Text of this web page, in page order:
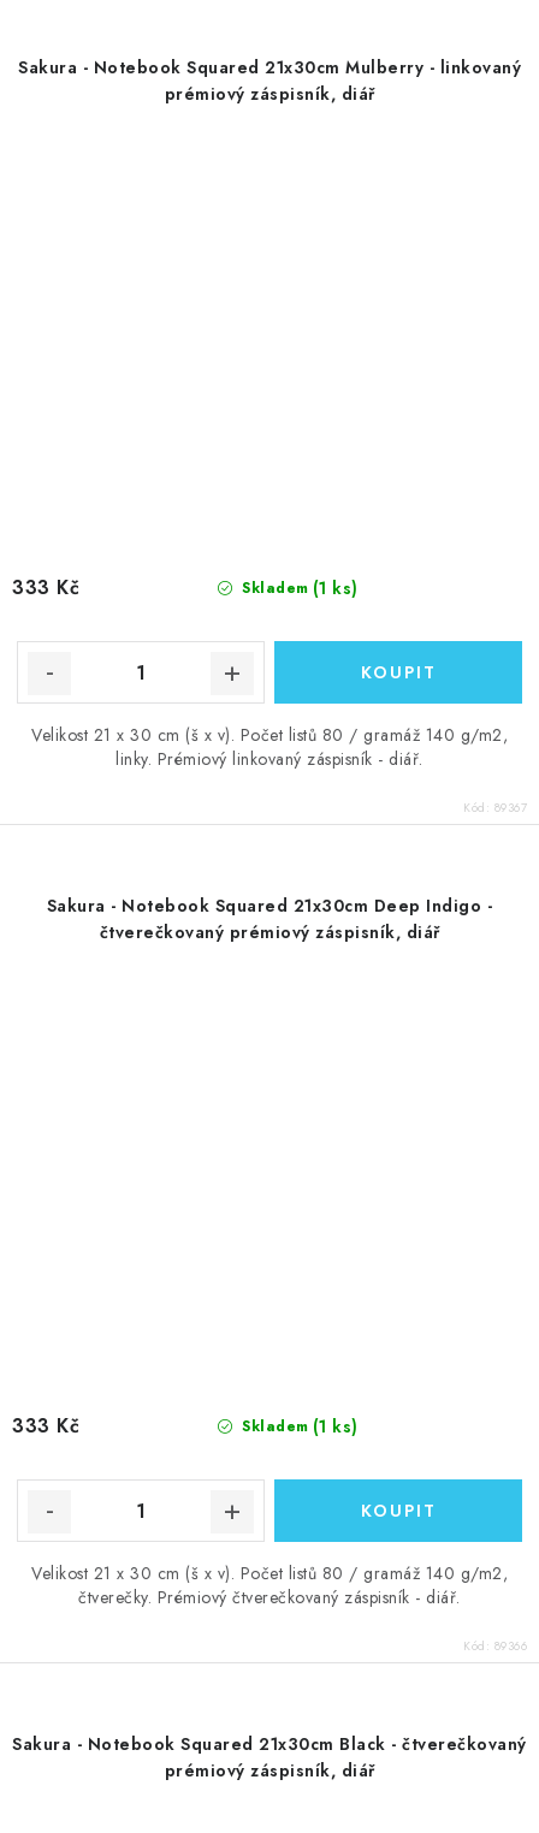
Sakura - Notebook Squared 21x30cm Mulberry - linkovaný
prémiový záspisník, diář
Skladem (1 ks)
333 Kč
Velikost 21 x 30 cm (š x v). Počet listů 80 / gramáž 140 g/m2,
linky. Prémiový linkovaný záspisník - diář.
Kód: 89367
Sakura - Notebook Squared 21x30cm Deep Indigo -
čtverečkovaný prémiový záspisník, diář
Skladem (1 ks)
333 Kč
Velikost 21 x 30 cm (š x v). Počet listů 80 / gramáž 140 g/m2,
čtverečky. Prémiový čtverečkovaný záspisník - diář.
Kód: 89366
Sakura - Notebook Squared 21x30cm Black - čtverečkovaný
prémiový záspisník, diář